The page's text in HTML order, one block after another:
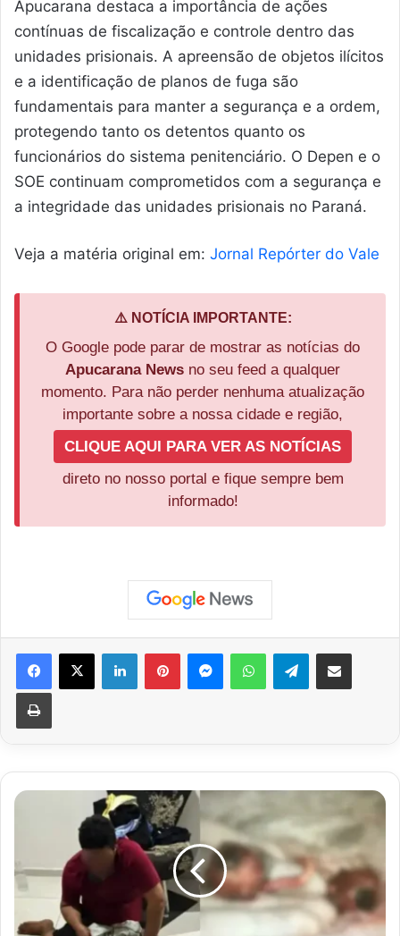
Apucarana destaca a importância de ações
contínuas de fiscalização e controle dentro das
unidades prisionais. A apreensão de objetos ilícitos
e a identificação de planos de fuga são
fundamentais para manter a segurança e a ordem,
protegendo tanto os detentos quanto os
funcionários do sistema penitenciário. O Depen e o
SOE continuam comprometidos com a segurança e
a integridade das unidades prisionais no Paraná.
Veja a matéria original em: Jornal Repórter do Vale
⚠️ NOTÍCIA IMPORTANTE:
O Google pode parar de mostrar as notícias do
Apucarana News no seu feed a qualquer
momento. Para não perder nenhuma atualização
importante sobre a nossa cidade e região,
CLIQUE AQUI PARA VER AS NOTÍCIAS
direto no nosso portal e fique sempre bem
informado!
Facebook
X LinkedinPinterestMessengerWhatsAppTelegramCompartilhar via e-mail
Imprimir
Homem
Arranca
Próprios
Durante